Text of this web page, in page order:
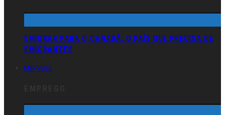
EMIGRAR PARA O CANADÁ: O PAÍS QUE PRECISA DE
EMIGRANTES
EMPREGO